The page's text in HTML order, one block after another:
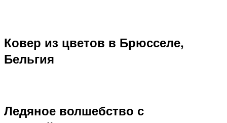
Ковер из цветов в Брюсселе,
Бельгия
Ледяное волшебство с